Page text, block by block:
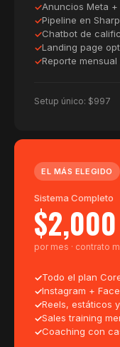
Anuncios Meta +
Pipeline en
Chatbot de
Landing page
Reporte mensual
Setup único: $997
EL MÁS ELEGIDO
Sistema Completo
$2,000
por mes · contrato
Todo el plan
Instagram +
Reels, estáticos
Sales training
Coaching con